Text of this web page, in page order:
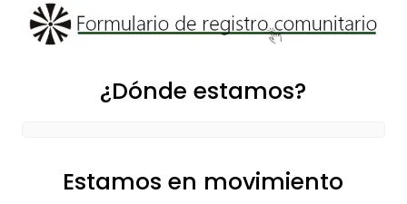
¿Dónde estamos?
Estamos en movimiento